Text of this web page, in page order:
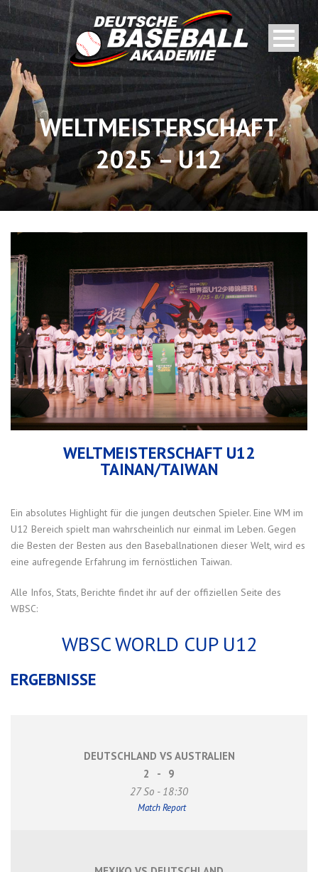
WELTMEISTERSCHAFT
2025 – U12
WELTMEISTERSCHAFT U12
TAINAN/TAIWAN
Ein absolutes Highlight für die jungen deutschen Spieler. Eine WM im
U12 Bereich spielt man wahrscheinlich nur einmal im Leben. Gegen
die Besten der Besten aus den Baseballnationen dieser Welt, wird es
eine aufregende Erfahrung im fernöstlichen Taiwan.
Alle Infos, Stats, Berichte findet ihr auf der offiziellen Seite des
WBSC:
WBSC WORLD CUP U12
ERGEBNISSE
DEUTSCHLAND VS AUSTRALIEN
2
-
9
27 So - 18:30
Match Report